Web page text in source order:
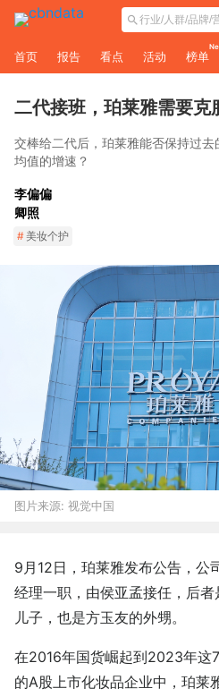
首页 报告 看点 活动 榜单
二代接班，珀莱雅需要克
交棒给二代后，珀莱雅能否保持过
均值的增速？
李偏偏
卿照
#美妆个护
图片来源: 视觉中国
9月12日，珀莱雅发布公告，公
经理一职，由侯亚孟接任，后
儿子，也是方玉友的外甥。
在2016年国货崛起到2023年这
的A股上市化妆品企业中，珀莱